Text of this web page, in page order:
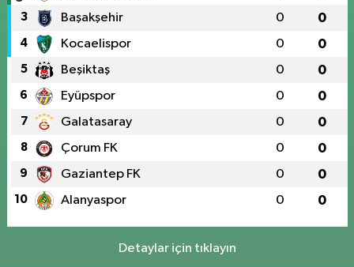
3 Başakşehir 0 0
4 Kocaelispor 0 0
5 Beşiktaş 0 0
6 Eyüpspor 0 0
7 Galatasaray 0 0
8 Çorum FK 0 0
9 Gaziantep FK 0 0
10 Alanyaspor 0 0
Detaylar için tıklayın